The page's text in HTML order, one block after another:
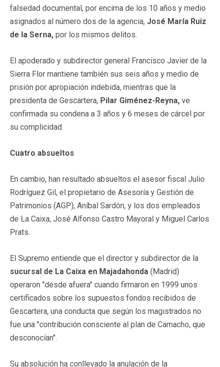
falsedad documental, por encima de los 10 años y medio
asignados al número dos de la agencia, José María Ruiz
de la Serna, por los mismos delitos.
El apoderado y subdirector general Francisco Javier de la
Sierra Flor mantiene también sus seis años y medio de
prisión por apropiación indebida, mientras que la
presidenta de Gescartera, Pilar Giménez-Reyna, ve
confirmada su condena a 3 años y 6 meses de cárcel por
su complicidad.
Cuatro absueltos
En cambio, han resultado absueltos el asesor fiscal Julio
Rodríguez Gil, el propietario de Asesoría y Gestión de
Patrimonios (AGP), Aníbal Sardón, y los dos empleados
de La Caixa, José Alfonso Castro Mayoral y Miguel Carlos
Prats.
El Supremo entiende que el director y subdirector de la
sucursal de La Caixa en Majadahonda (Madrid)
operaron "desde afuera" cuando firmaron en 1999 unos
certificados sobre los supuestos fondos recibidos de
Gescartera, una conducta que según los magistrados no
fue una "contribución consciente al plan de Camacho, que
desconocían".
Su absolución ha conllevado la anulación de la